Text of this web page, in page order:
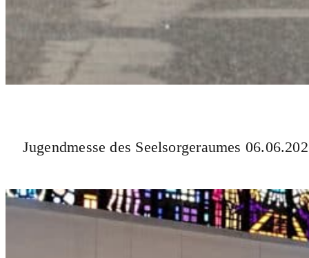
Jugendmesse des Seelsorgeraumes